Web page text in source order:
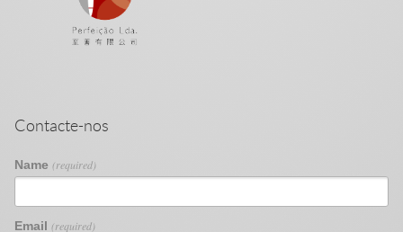
Contacte-nos
Name (required)
Email (required)